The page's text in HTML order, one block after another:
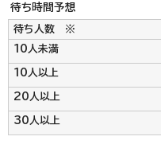
待ち時間予想
待ち人数 ※
10人未満
10人以上
20人以上
30人以上